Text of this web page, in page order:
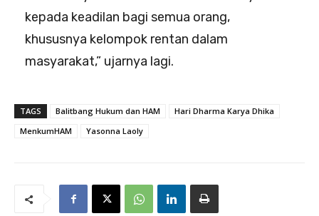
kepada keadilan bagi semua orang,
khususnya kelompok rentan dalam
masyarakat,” ujarnya lagi.
TAGS Balitbang Hukum dan HAM
Hari Dharma Karya Dhika
MenkumHAM
Yasonna Laoly